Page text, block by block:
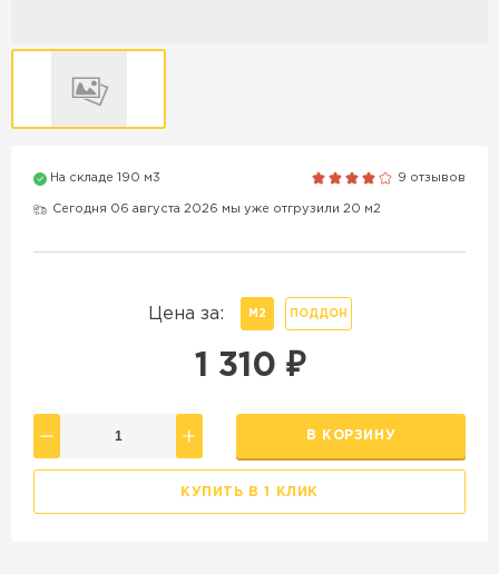
На складе 190 м3 9 отзывов
Сегодня 06 августа 2026 мы уже отгрузили 20 м2
Цена за: М2 ПОДДОН
1 310 ₽
В КОРЗИНУ
КУПИТЬ В 1 КЛИК
ПОКАЗАТЬ БОЛЬШЕ
ВСЕ ПРОИЗВОДИТЕЛИ